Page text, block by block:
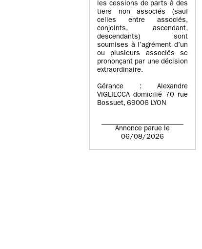
les cessions de parts à des
tiers non associés (sauf
celles entre associés,
conjoints, ascendant,
descendants) sont
soumises à l’agrément d’un
ou plusieurs associés se
prononçant par une décision
extraordinaire.
Gérance : Alexandre
VIGLIECCA domicilié 70 rue
Bossuet, 69006 LYON
Annonce parue le
06/08/2026